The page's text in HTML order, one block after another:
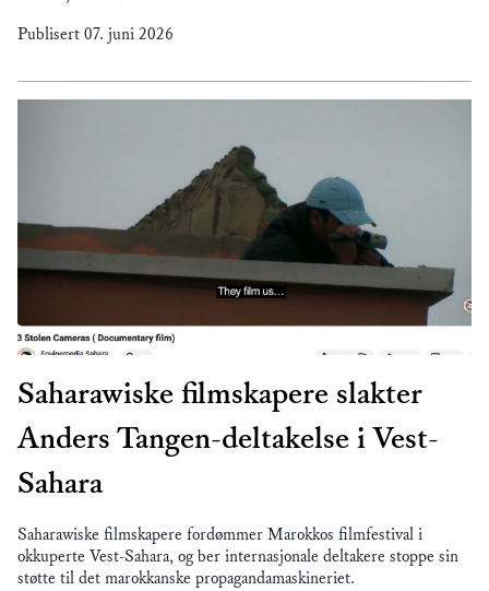
Publisert 07. juni 2026
Saharawiske filmskapere slakter
Anders Tangen-deltakelse i Vest-
Sahara
Saharawiske filmskapere fordømmer Marokkos filmfestival i
okkuperte Vest-Sahara, og ber internasjonale deltakere stoppe sin
støtte til det marokkanske propagandamaskineriet.